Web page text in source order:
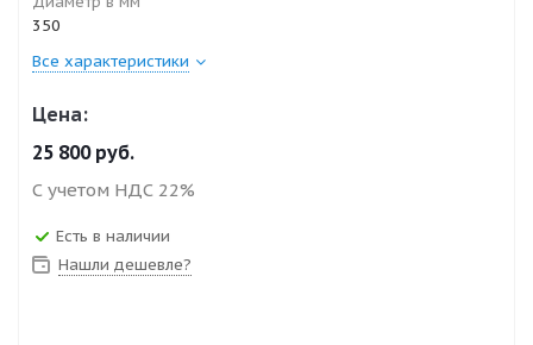
350
Все характеристики
Цена:
25 800руб.
С учетом НДС 22%
Есть в наличии
Нашли дешевле?